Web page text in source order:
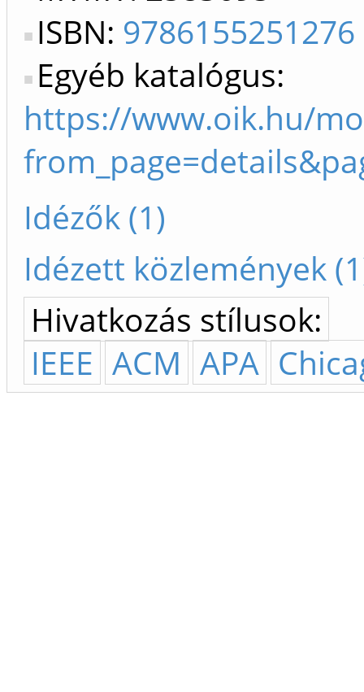
ISBN: 9786155251276
Egyéb katalógus:
https://www.oik.hu/
Idézők (1)
Idézett közlemények
Hivatkozás stílusok:
IEEE ACM APA